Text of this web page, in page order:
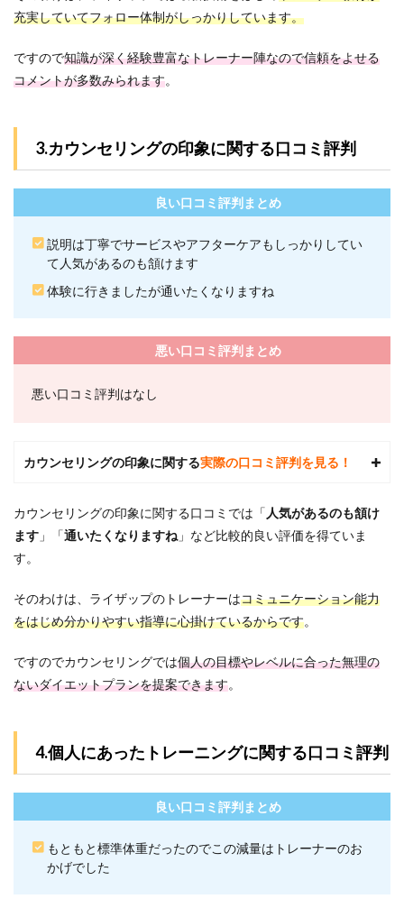
プ松
戸店
くあ
る質
問
Q1.ラ
イザ
ップ
は効
現れ
るま
でど
れく
らい
かか
す
Q2.ラ
回の
ング
で十
分で
か？
8.3
イザ
ップ
は返
ます
8.4
ップ
はリ
充実していてフォロー体制がしっかりしています。
ですので知識が深く経験豊富なトレーナー陣なので信頼をよせる
コメントが多数みられます。
3.カウンセリングの印象に関する口コミ評判
良い口コミ評判まとめ
説明は丁寧でサービスやアフターケアもしっかりしてい
て人気があるのも頷けます
体験に行きましたが通いたくなりますね
悪い口コミ評判まとめ
悪い口コミ評判はなし
カウンセリングの印象に関する実際の口コミ評判を見る！
カウンセリングの印象に関する口コミでは「 人気があるのも頷け
ます 」「通いたくなりますね 」など比較的良い評価を得ていま
す。
そのわけは、ライザップのトレーナーはコミュニケーション能力
をはじめ分かりやすい指導に心掛けているからです。
ですのでカウンセリングでは個人の目標やレベルに合った無理の
ないダイエットプランを提案できます。
4.個人にあったトレーニングに関する口コミ評判
良い口コミ評判まとめ
もともと標準体重だったのでこの減量はトレーナーのお
かげでした